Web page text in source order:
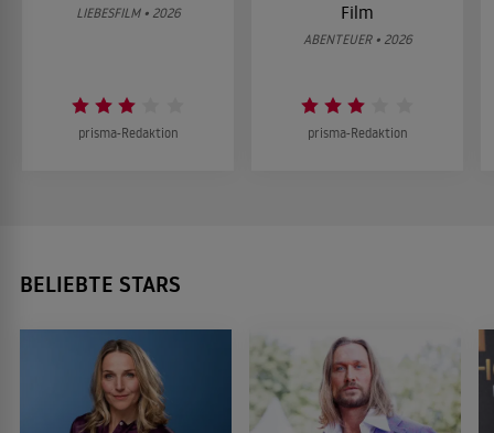
LIEBESFILM • 2026
prisma-Redaktion
Film
ABENTEUER • 2026
prisma-Redaktion
BELIEBTE STARS